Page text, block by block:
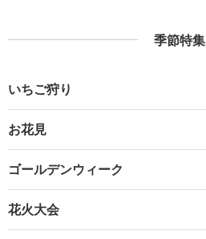
季節特集
いちご狩り
お花見
ゴールデンウィーク
花火大会